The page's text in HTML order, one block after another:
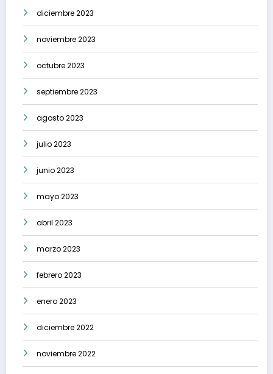
diciembre 2023
noviembre 2023
octubre 2023
septiembre 2023
agosto 2023
julio 2023
junio 2023
mayo 2023
abril 2023
marzo 2023
febrero 2023
enero 2023
diciembre 2022
noviembre 2022